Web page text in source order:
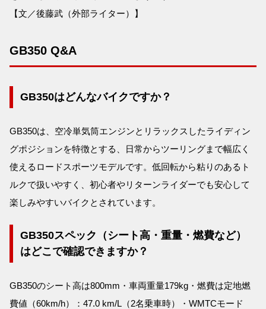
【文／後藤武（外部ライター）】
GB350 Q&A
GB350はどんなバイクですか？
GB350は、空冷単気筒エンジンとリラックスしたライディン
グポジションを特徴とする、日常からツーリングまで幅広く
使えるロードスポーツモデルです。低回転から粘りのあるト
ルクで扱いやすく、初心者やリターンライダーでも安心して
楽しみやすいバイクとされています。
GB350スペック（シート高・重量・燃費など）
はどこで確認できますか？
GB350のシート高は800mm・車両重量179kg・燃費は定地燃
費値（60km/h）：47.0 km/L（2名乗車時）・WMTCモード